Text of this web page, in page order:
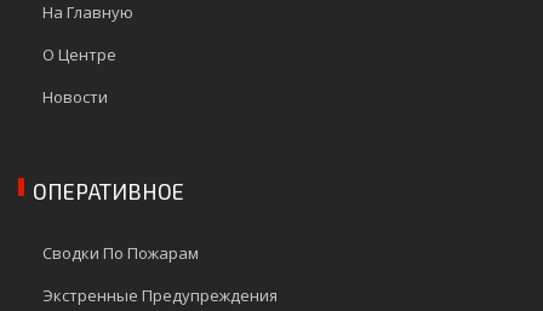
На Главную
О Центре
Новости
ОПЕРАТИВНОЕ
Сводки По Пожарам
Экстренные Предупреждения